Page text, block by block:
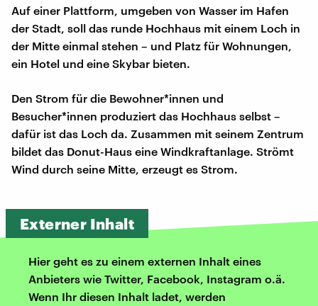
Auf einer Plattform, umgeben von Wasser im Hafen
der Stadt, soll das runde Hochhaus mit einem Loch in
der Mitte einmal stehen – und Platz für Wohnungen,
ein Hotel und eine Skybar bieten.
Den Strom für die Bewohner*innen und
Besucher*innen produziert das Hochhaus selbst –
dafür ist das Loch da. Zusammen mit seinem Zentrum
bildet das Donut-Haus eine Windkraftanlage. Strömt
Wind durch seine Mitte, erzeugt es Strom.
Externer Inhalt
Hier geht es zu einem externen Inhalt eines
Anbieters wie Twitter, Facebook, Instagram o.ä.
Wenn Ihr diesen Inhalt ladet, werden